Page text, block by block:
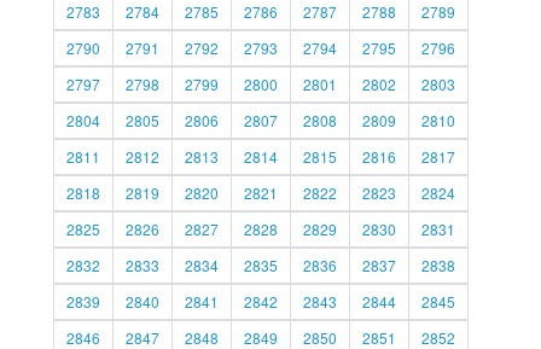
2783
2784 2785 2786 2787 2788
2789
2790
2791 2792 2793 2794 2795
2796
2797
2798 2799 2800 2801 2802
2803
2804
2805 2806 2807 2808 2809
2810
2811
2812 2813 2814 2815 2816
2817
2818
2819 2820 2821 2822 2823
2824
2825
2826 2827 2828 2829 2830
2831
2832
2833 2834 2835 2836 2837
2838
2839
2840 2841 2842 2843 2844
2845
2846
2847 2848 2849 2850 2851
2852